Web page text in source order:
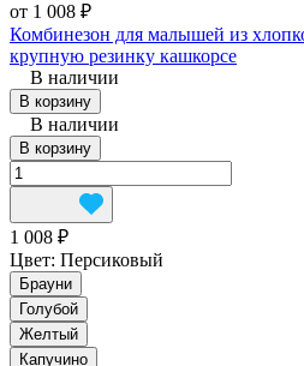
от 1 008 ₽
Комбинезон для малышей из
крупную резинку кашкорсе
В наличии
В корзину
В наличии
В корзину
1 008 ₽
Цвет: Персиковый
Брауни
Голубой
Желтый
Капучино